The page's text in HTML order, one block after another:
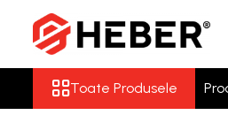
Toate Produsele
Mixere cu bolToate Produsele